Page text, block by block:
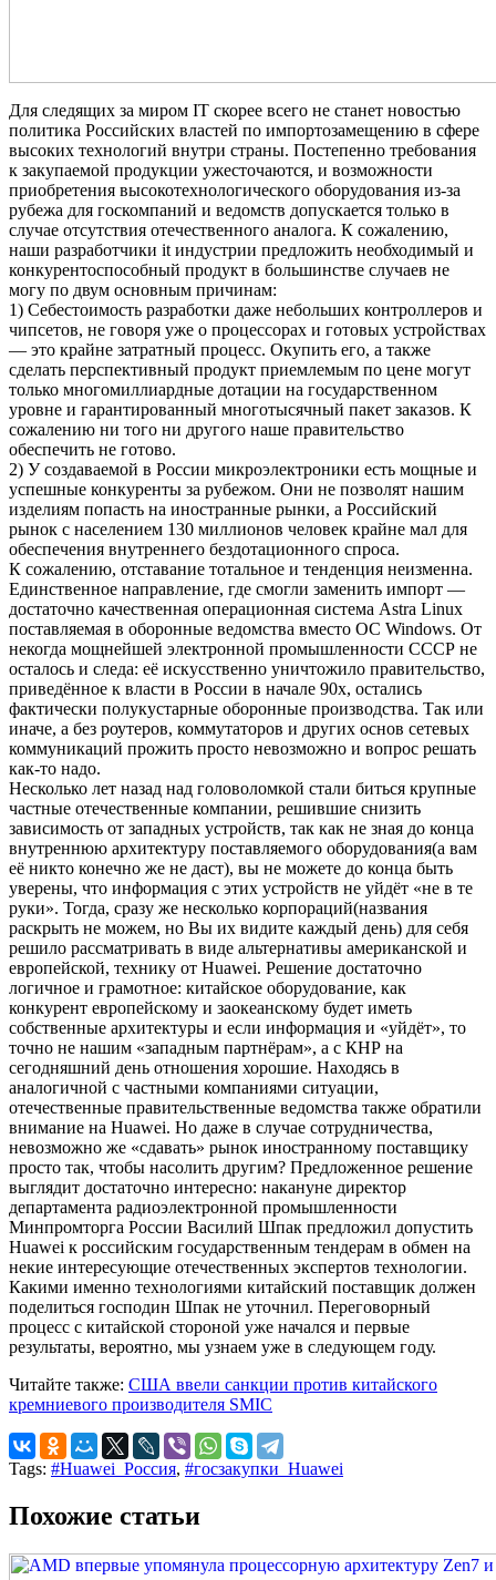
Для следящих за миром IT скорее всего не станет новостью
политика Российских властей по импортозамещению в сфере
высоких технологий внутри страны. Постепенно требования
к закупаемой продукции ужесточаются, и возможности
приобретения высокотехнологического оборудования из-за
рубежа для госкомпаний и ведомств допускается только в
случае отсутствия отечественного аналога. К сожалению,
наши разработчики it индустрии предложить необходимый и
конкурентоспособный продукт в большинстве случаев не
могу по двум основным причинам:
1) Себестоимость разработки даже небольших контроллеров и
чипсетов, не говоря уже о процессорах и готовых устройствах
— это крайне затратный процесс. Окупить его, а также
сделать перспективный продукт приемлемым по цене могут
только многомиллиардные дотации на государственном
уровне и гарантированный многотысячный пакет заказов. К
сожалению ни того ни другого наше правительство
обеспечить не готово.
2) У создаваемой в России микроэлектроники есть мощные и
успешные конкуренты за рубежом. Они не позволят нашим
изделиям попасть на иностранные рынки, а Российский
рынок с населением 130 миллионов человек крайне мал для
обеспечения внутреннего бездотационного спроса.
К сожалению, отставание тотальное и тенденция неизменна.
Единственное направление, где смогли заменить импорт —
достаточно качественная операционная система Astra Linux
поставляемая в оборонные ведомства вместо ОС Windows. От
некогда мощнейшей электронной промышленности СССР не
осталось и следа: её искусственно уничтожило правительство,
приведённое к власти в России в начале 90х, остались
фактически полукустарные оборонные производства. Так или
иначе, а без роутеров, коммутаторов и других основ сетевых
коммуникаций прожить просто невозможно и вопрос решать
как-то надо.
Несколько лет назад над головоломкой стали биться крупные
частные отечественные компании, решившие снизить
зависимость от западных устройств, так как не зная до конца
внутреннюю архитектуру поставляемого оборудования(а вам
её никто конечно же не даст), вы не можете до конца быть
уверены, что информация с этих устройств не уйдёт «не в те
руки». Тогда, сразу же несколько корпораций(названия
раскрыть не можем, но Вы их видите каждый день) для себя
решило рассматривать в виде альтернативы американской и
европейской, технику от Huawei. Решение достаточно
логичное и грамотное: китайское оборудование, как
конкурент европейскому и заокеанскому будет иметь
собственные архитектуры и если информация и «уйдёт», то
точно не нашим «западным партнёрам», а с КНР на
сегодняшний день отношения хорошие. Находясь в
аналогичной с частными компаниями ситуации,
отечественные правительственные ведомства также обратили
внимание на Huawei. Но даже в случае сотрудничества,
невозможно же «сдавать» рынок иностранному поставщику
просто так, чтобы насолить другим? Предложенное решение
выглядит достаточно интересно: накануне директор
департамента радиоэлектронной промышленности
Минпромторга России Василий Шпак предложил допустить
Huawei к российским государственным тендерам в обмен на
некие интересующие отечественных экспертов технологии.
Какими именно технологиями китайский поставщик должен
поделиться господин Шпак не уточнил. Переговорный
процесс с китайской стороной уже начался и первые
результаты, вероятно, мы узнаем уже в следующем году.
Читайте также: США ввели санкции против китайского
кремниевого производителя SMIC
Tags: #Huawei_Россия, #госзакупки_Huawei
Похожие статьи